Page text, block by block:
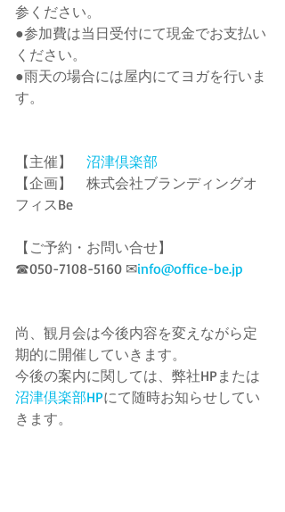
参ください。
●参加費は当日受付にて現金でお支払い
ください。
●雨天の場合には屋内にてヨガを行いま
す。
【主催】 沼津倶楽部
【企画】　株式会社ブランディングオ
フィスBe
【ご予約・お問い合せ】
☎050-7108-5160 ✉info@office-be.jp
尚、観月会は今後内容を変えながら定
期的に開催していきます。
今後の案内に関しては、弊社HPまたは
沼津倶楽部HPにて随時お知らせしてい
きます。